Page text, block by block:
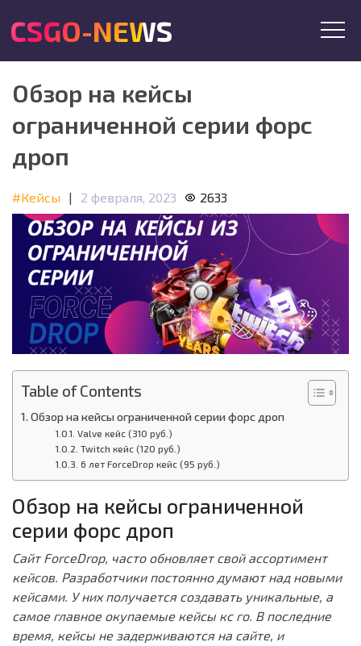
CSGO-NEWS
Обзор на кейсы
ограниченной серии форс
дроп
#Кейсы | 2 февраля, 2023 2633
Table of Contents
Обзор на кейсы ограниченной серии форс дроп
Valve кейс (310 руб.)
Twitch кейс (120 руб.)
6 лет ForceDrop кейс (95 руб.)
Обзор на кейсы ограниченной
серии форс дроп
Сайт ForceDrop, часто обновляет свой ассортимент
кейсов. Разработчики постоянно думают над новыми
кейсами. У них получается создавать уникальные, а
самое главное окупаемые кейсы кс го. В последние
время, кейсы не задерживаются на сайте, и